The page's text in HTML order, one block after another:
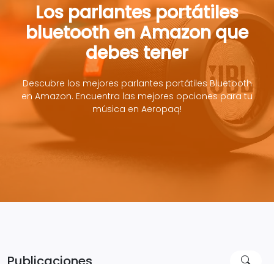
Los parlantes portátiles
bluetooth en Amazon que
debes tener
Descubre los mejores parlantes portátiles Bluetooth
en Amazon. Encuentra las mejores opciones para tu
música en Aeropaq!